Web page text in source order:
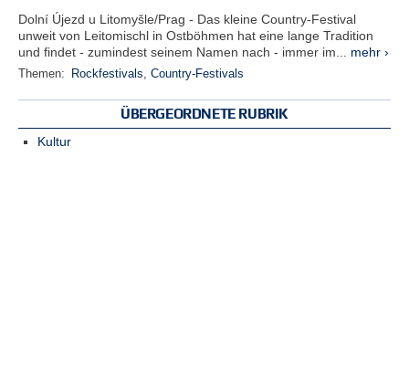
Dolní Újezd u Litomyšle/Prag - Das kleine Country-Festival
unweit von Leitomischl in Ostböhmen hat eine lange Tradition
und findet - zumindest seinem Namen nach - immer im... mehr ›
Themen: Rockfestivals, Country-Festivals
ÜBERGEORDNETE RUBRIK
Kultur